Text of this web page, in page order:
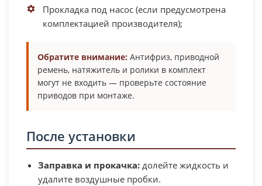
Прокладка под насос (если предусмотрена
комплектацией производителя);
Обратите внимание: Антифриз, приводной
ремень, натяжитель и ролики в комплект
могут не входить — проверьте состояние
приводов при монтаже.
После установки
Заправка и прокачка: долейте жидкость и
удалите воздушные пробки.